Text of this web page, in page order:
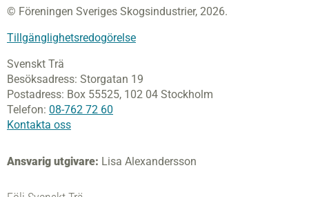
© Föreningen Sveriges Skogsindustrier, 2026.
Tillgänglighetsredogörelse
Svenskt Trä
Besöksadress: Storgatan 19
Postadress: Box 55525, 102 04 Stockholm
Telefon: 08-762 72 60
Kontakta oss
Ansvarig utgivare: Lisa Alexandersson